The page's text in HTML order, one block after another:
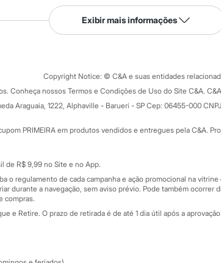
Serviços
Tipos de serviços
Formas de
Todas as vantagens
Minha C&A
Cupons de desconto
Exibir mais informações
Copyright Notice: © C&A e suas entidades
Conheça nossos Termos e Condições de Uso do Site C&A.
Araguaia, 1222, Alphaville - Barueri - SP Cep: 06455-000
PRIMEIRA em produtos vendidos e entregues pela C&A.
de R$ 9,99 no Site e no App.
o regulamento de cada campanha e ação promocional na
durante a navegação, sem aviso prévio. Pode também
compras.
e Retire. O prazo de retirada é de até 1 dia útil após a